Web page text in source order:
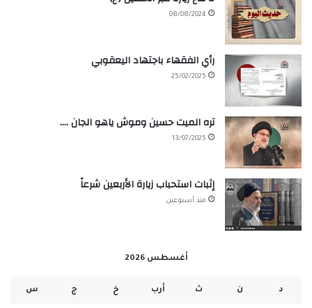
08/08/2024
رأي الفقهاء باجتهاد اليعقوبي
25/02/2025
تره الميت حسين وموش ياهو الجان ….
13/07/2025
إثبات استحباب زيارة الأربعين شرعاً
منذ أسبوعين
أغسطس 2026
د ن ث أرب خ ج س